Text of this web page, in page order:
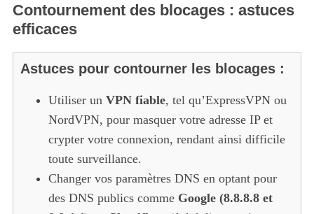
Contournement des blocages : astuces
efficaces
Astuces pour contourner les blocages :
Utiliser un VPN fiable, tel qu’ExpressVPN ou
NordVPN, pour masquer votre adresse IP et
crypter votre connexion, rendant ainsi difficile
toute surveillance.
Changer vos paramètres DNS en optant pour
des DNS publics comme Google (8.8.8.8 et